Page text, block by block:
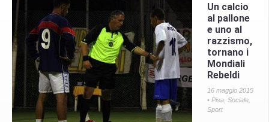
Un calcio
al pallone
e uno al
razzismo,
tornano i
Mondiali
Rebeldi
16 maggio 2015
• Pisa Sociale
Sport